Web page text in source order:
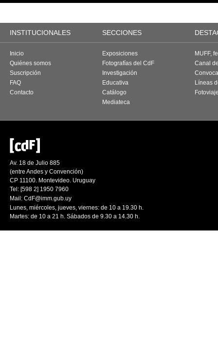
INSTITUCIONALES SECCIONES
Inicio
Quiénes somos
Suscripción
FAQ
Contacto
Exposiciones
Fotografías del CdF
Investigación
Educativa
Catálogo
Mediateca
MUFF,
Canal
Líneas
Av. 18 de Julio 885
(entre Andes y Convención)
CP 11100. Montevideo. Uruguay
Tel: [598 2] 1950 7960
Mail: CdF@imm.gub.uy
Lunes, miércoles, jueves, viernes: de 10 a 19.30 h.
Martes: de 10 a 21 h. Sábados de 9.30 a 14.30 h.